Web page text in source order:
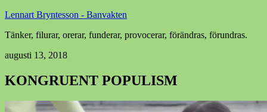
Lennart Bryntesson - Banvakten
Tänker, filurar, orerar, funderar, provocerar, förändras, förundras.
augusti 13, 2018
KONGRUENT POPULISM